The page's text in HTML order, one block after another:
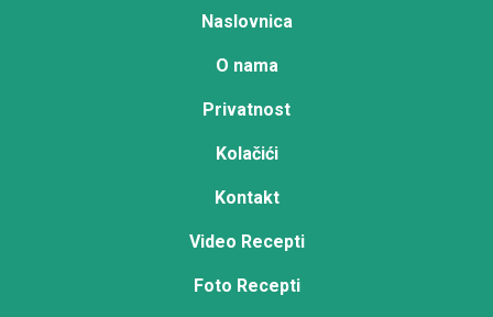
Naslovnica
O nama
Privatnost
Kolačići
Kontakt
Video Recepti
Foto Recepti